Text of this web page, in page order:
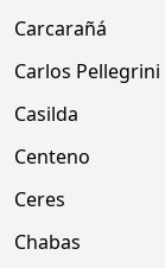
Carcarañá
Carlos Pellegrini
Casilda
Centeno
Ceres
Chabas